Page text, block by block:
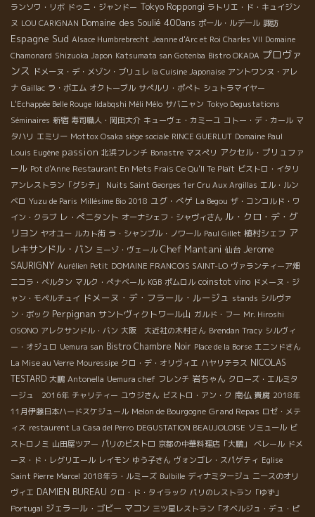
ランソワ・リボ ドゥニ・ジャンドー Tokyo Roppongi ラトリエ・ド・キュイジン
ヌ LOU CARIGNAN Domaine des Soulié 400ans ポール・ルデール 諏訪
Espagne Sud Alsace Humbrebrecht Jeanne d'Arc et Roi Charles VII Domaine
Chamonard Shizuoka Japon Katsumata san Gotenba Bistro OKADA プロヴァ
ンス ドメーヌ・デ・メゾン・ブリュレ la Cuisine Japonaise アントワンヌ・アレ
ナ Gaillac ラ・ボエム オクトーブル サぺルリ・ポぺト シュトラマイヤー
L'Echappée Belle Rouge Iidabqshi Méli Mélo サバニャン Tokyo Degustations
Séminaires 新宿 寿司職人・岡田大介 キューヴェ・カミーユ コトー・デ・カール マ
タハリ エミリー Mottox Osaka siège sociale RINCE GUERLUT Domaine Paul
Louis Eugène passion 北浜フレンチ Bonastre マスぺリ アクセル・プリュファ
ール Pot d'Anne Restaurant En Mets Frais Ce Qu'Il Te Plaît ビストロ・イタリ
アンレストラン「グシテ」
Nuits Saint Georges 1er Cru Aux Argillas エル・ルン
ベロ Yuzu de Paris Millésime Bio 2018 ユグ・べゲ La Begou ザ・コンコルド・ワ
イン・クラブ レ・ぺニタント オーナシェフ・シャヴィさん ル・クロ・デ・グ
リヨン ヤオユー ルカト街 ラ・シャンブル・ノワール Paul Gillet 植村シェフ ア
レキサンドル・バン ミーゾ・ヴェール Chef Mantani 仙台 Jerome
SAURIGNY Aurélien Petit DOMAINE FRANCOIS SAINT-LO ヴァランティーア畑
ニコラ・ベルタン マルク・ぺナベール KGB ポムロル coinstot vino ドメーヌ・ジ
ャン・モペルチュイ ドメーヌ・デ・フラール・ルージュ stands シルヴァ
ン・ボック Perpignan サントヴィクトワール山 ガルド・フー Mr. Hiroshi
OSONO アレクサンドル・バン 大阪 大近社の木村さん Brendan Tracy シルヴィ
ー・オジュロ Uemura san Bistro Chambre Noir Place de la Borse エニンドさん
La Mise au Verre Mouressipe クロ・デ・オリヴィエ ハヤリテラス NICOLAS
TESTARD 大鵬 Antonella Uemura chef フレンチ 岩ちゃん クローズ・エルミタ
ージュ 2016年 チャリティー ユウジさん ビストロ・アン・ク 南仏 貴腐 2018年
11月伊藤日本ハードスケジュール Melon de Bourgogne Grand Repas ロゼ・メテ
ィス restaurent La Casa del Perro DEGUSTATION BEAUJOLOISE ソミュール ビ
ストロノミ 山田屋ツアー パリのビストロ 京都の中華料理店「大鵬」 ベレール ドメ
ーヌ・ド・レグリエール レイモン ゆう子さん ヴォンゴレ・スパゲティ Eglise
Saint Pierre Marcel 2018年ラ・ルミーズ Bulbille ディナミタージュ ニースのオリ
ヴィエ DAMIEN BUREAU クロ・ド・タイラック パリのレストラン「ゆず」
Portugal ジェラール・ゴビー マコン 三ツ星レストラン「オベルジュ・デュ・ピ